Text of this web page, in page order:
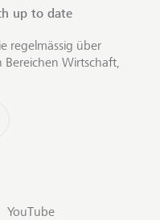
up to date
regelmässig über
Wirtschaft,
YouTube